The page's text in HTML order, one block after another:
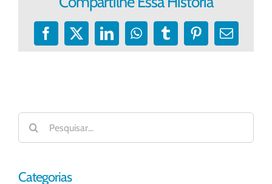
Facebook
X LinkedInWhatsApp
TumblrPinterest
E-
Buscar
resultados
para:
Categorias